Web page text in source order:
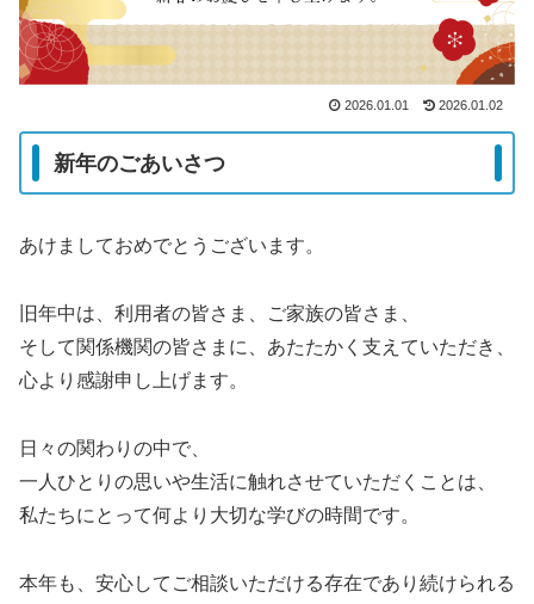
2026.01.01 2026.01.02
新年のごあいさつ
あけましておめでとうございます。
旧年中は、利用者の皆さま、ご家族の皆さま、
そして関係機関の皆さまに、あたたかく支えていただき、
心より感謝申し上げます。
日々の関わりの中で、
一人ひとりの思いや生活に触れさせていただくことは、
私たちにとって何より大切な学びの時間です。
本年も、安心してご相談いただける存在であり続けられる